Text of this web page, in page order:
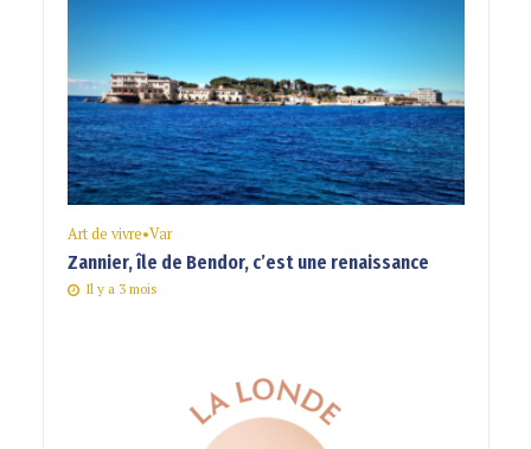
Art de vivre•Var
Zannier, île de Bendor, c’est une renaissance
Il y a 3 mois